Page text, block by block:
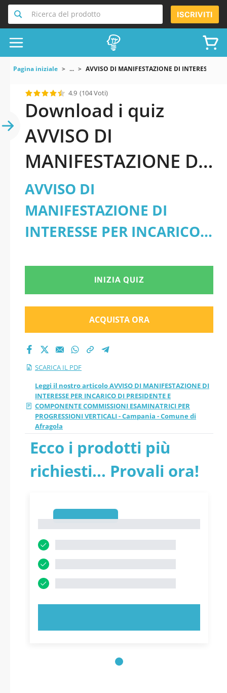
Ricerca del prodotto ISCRIVITI
Pagina iniziale ... AVVISO DI MANIFESTAZIONE DI INTERESSE
4.9 (104 Voti)
Download i quiz
AVVISO DI
MANIFESTAZIONE DI
INTERESSE PER
INCARICO DI
PRESIDENTE E
COMPONENTE
COMMISSIONI
ESAMINATRICI PER
PROGRESSIONI
VERTICALI -
Campania - Comune
di Afragola pdf
versione 2026
aggiornati
AVVISO DI
MANIFESTAZIONE DI
INTERESSE PER INCARICO
COMPONENTE
COMMISSIONI
ESAMINATRICI PER
PROGRESSIONI VERTICALI -
Campania - Comune di
Afragola - PDF
INIZIA QUIZ
ACQUISTA ORA
SCARICA IL PDF
Leggi il nostro articolo AVVISO DI MANIFESTAZIONE DI
INTERESSE PER INCARICO DI PRESIDENTE E
COMPONENTE COMMISSIONI ESAMINATRICI PER
PROGRESSIONI VERTICALI - Campania - Comune di
Afragola
Ecco i prodotti più
richiesti... Provali ora!